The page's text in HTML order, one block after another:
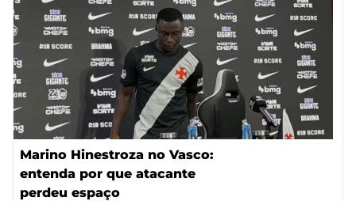
Marino Hinestroza no Vasco:
entenda por que atacante
perdeu espaço